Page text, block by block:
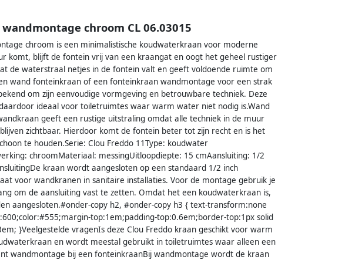
chroom CL 06.03015
chroom is een minimalistische koudwaterkraan voor moderne
komt, blijft de fontein vrij van een kraangat en oogt het geheel rustiger
de waterstraal netjes in de fontein valt en geeft voldoende ruimte om
wand fonteinkraan of een fonteinkraan wandmontage voor een strak
om zijn eenvoudige vormgeving en betrouwbare techniek. Deze
ideaal voor toiletruimtes waar warm water niet nodig is.Wand
geeft een rustige uitstraling omdat alle techniek in de muur
zichtbaar. Hierdoor komt de fontein beter tot zijn recht en is het
te houden.Serie: Clou Freddo 11Type: koudwater
chroomMateriaal: messingUitloopdiepte: 15 cmAansluiting: 1/2
kraan wordt aangesloten op een standaard 1/2 inch
voor wandkranen in sanitaire installaties. Voor de montage gebruik je
om de aansluiting vast te zetten. Omdat het een koudwaterkraan is,
aangesloten.#onder-copy h2, #onder-copy h3 { text-transform:none
top:1em;padding-top:0.6em;border-top:1px solid
}Veelgestelde vragenIs deze Clou Freddo kraan geschikt voor warm
en wordt meestal gebruikt in toiletruimtes waar alleen een
wandmontage bij een fonteinkraanBij wandmontage wordt de kraan